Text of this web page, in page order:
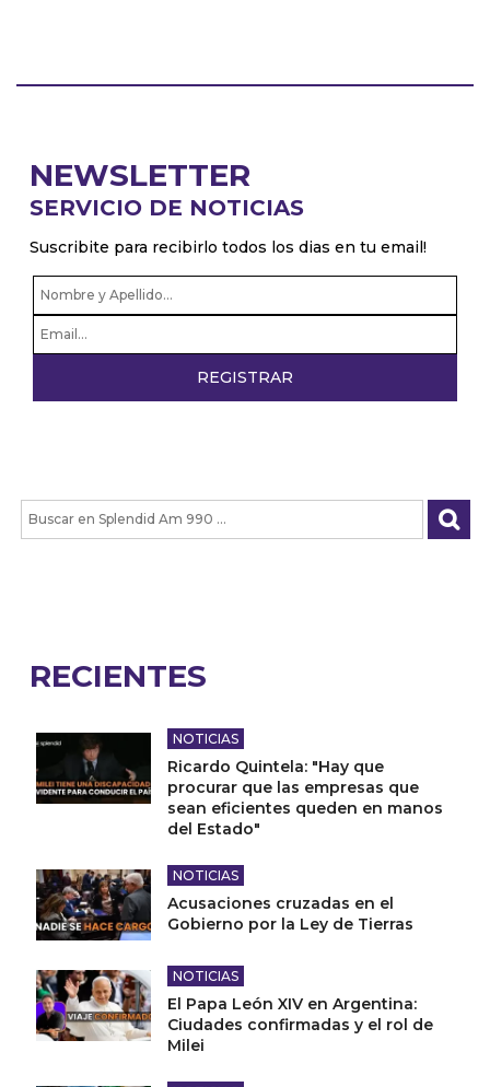
NEWSLETTER
SERVICIO DE NOTICIAS
Suscribite para recibirlo todos los dias en tu email!
RECIENTES
NOTICIAS
Ricardo Quintela: "Hay que
procurar que las empresas que
sean eficientes queden en manos
del Estado"
NOTICIAS
Acusaciones cruzadas en el
Gobierno por la Ley de Tierras
NOTICIAS
El Papa León XIV en Argentina:
Ciudades confirmadas y el rol de
Milei